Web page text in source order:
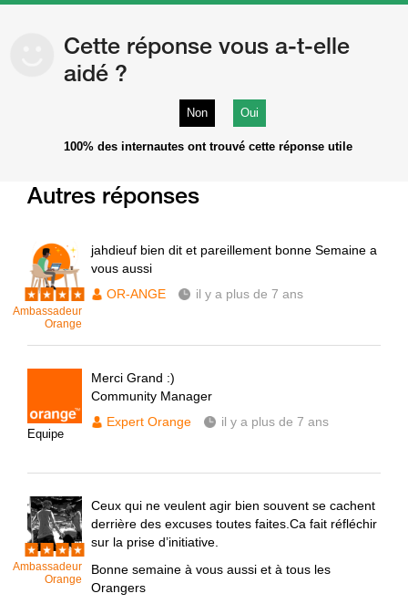
Cette réponse vous a-t-elle
aidé ?
Non Oui
100% des internautes ont trouvé cette réponse utile
Autres réponses
Ambassadeur
Orange
jahdieuf bien dit et pareillement bonne Semaine a
vous aussi
OR-ANGE
il y a plus de 7 ans
Equipe
Merci Grand :)
Community Manager
Expert Orange
il y a plus de 7 ans
Ambassadeur
Orange
Ceux qui ne veulent agir bien souvent se cachent
derrière des excuses toutes faites.Ca fait réfléchir
sur la prise d’initiative.
Bonne semaine à vous aussi et à tous les
Orangers